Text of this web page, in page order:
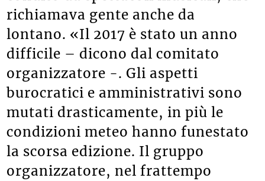
richiamava gente anche da
lontano. «Il 2017 è stato un anno
difficile – dicono dal comitato
organizzatore -. Gli aspetti
burocratici e amministrativi sono
mutati drasticamente, in più le
condizioni meteo hanno funestato
la scorsa edizione. Il gruppo
organizzatore, nel frattempo